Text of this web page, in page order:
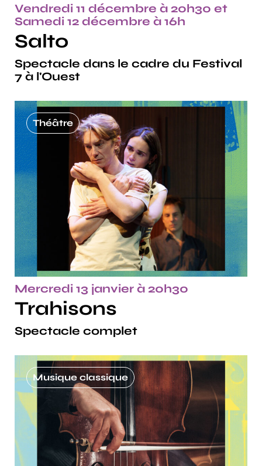
Vendredi 11 décembre à 20h30 et
Samedi 12 décembre à 16h
Salto
Spectacle dans le cadre du Festival
7 à l'Ouest
Théâtre
Mercredi 13 janvier à 20h30
Trahisons
Spectacle complet
Musique classique